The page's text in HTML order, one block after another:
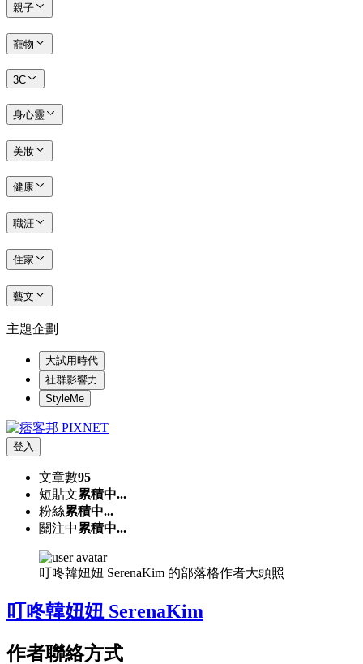
親子
寵物
3C
身心靈
美妝
健康
職涯
住家
藝文
主題企劃
大試用時代
社群影響力
StyleMe
登入
文章數95
短貼文累積中...
粉絲累積中...
關注中 累積中...
叮咚韓妞妞 SerenaKim 的部落格作者大頭照
叮咚韓妞妞 SerenaKim
作者聯絡方式